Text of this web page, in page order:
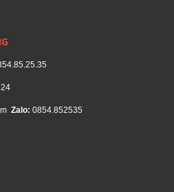
Zalo: 0854.852535